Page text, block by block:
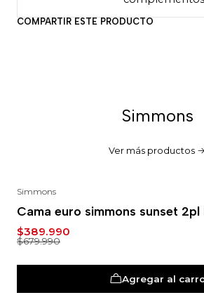
COMPARTIR ESTE PRODUCTO
Simmons
Ver más productos
Simmons
Cama euro simmons sunset
$389.990
$679.990
Agregar al